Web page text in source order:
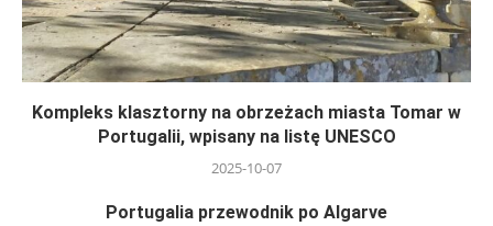
Kompleks klasztorny na obrzeżach miasta Tomar w
Portugalii, wpisany na listę UNESCO
2025-10-07
Portugalia przewodnik po Algarve